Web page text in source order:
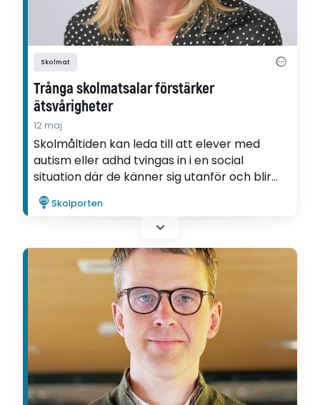
Skolmat
Trånga skolmatsalar förstärker
ätsvårigheter
12 maj
Skolmåltiden kan leda till att elever med
autism eller adhd tvingas in i en social
situation där de känner sig utanför och blir
mer utsatta för mobbning. Det konstaterar
forskaren och dietisten Susanna Sandberg
Skolporten